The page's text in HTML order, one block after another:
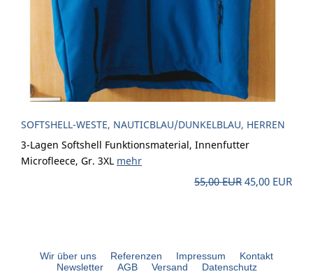
SOFTSHELL-WESTE, NAUTICBLAU/DUNKELBLAU, HERREN
3-Lagen Softshell Funktionsmaterial, Innenfutter
Microfleece, Gr. 3XL mehr
55,00 EUR45,00 EUR
Wir über uns Referenzen Impressum
Kontakt
Newsletter
AGB Versand
Datenschutz